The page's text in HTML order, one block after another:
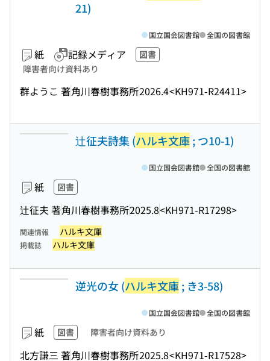
21)
紙 記録メディア
図書
障害者向け資料あり
群ようこ 著角川春樹事務所2026.4<KH971-R24411>
国立国会図書館 全国の図書館
辻征夫詩集 (ハルキ文庫; つ10-1)
紙 図書
辻征夫 著角川春樹事務所2025.8<KH971-R17298>
国立国会図書館 全国の図書館
関連情報 ハルキ文庫
掲載誌 ハルキ文庫
逆光の女 (ハルキ文庫; き3-58)
紙 図書 障害者向け資料あり
北方謙三 著角川春樹事務所2025.8<KH971-R17528>
国立国会図書館 全国の図書館